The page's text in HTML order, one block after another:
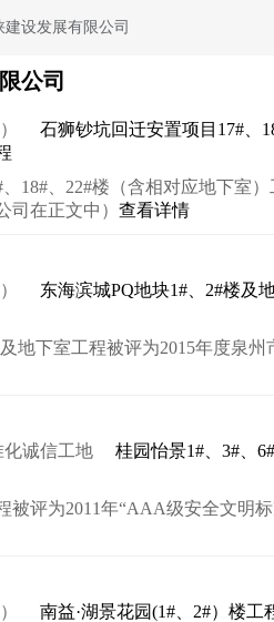
建设发展有限公司
公司
石狮钞坑回迁安置项目17#、
18#、22#楼（含相对应地下室
司在正文中） 查看详情
东海滨城PQ地块1#、2#楼及
地下室工程被评为2015年度泉
诚信工地
桂园怡景1#、3#、
被评为2011年“AAA级安全文明
南益·湖景花园(1#、2#）楼